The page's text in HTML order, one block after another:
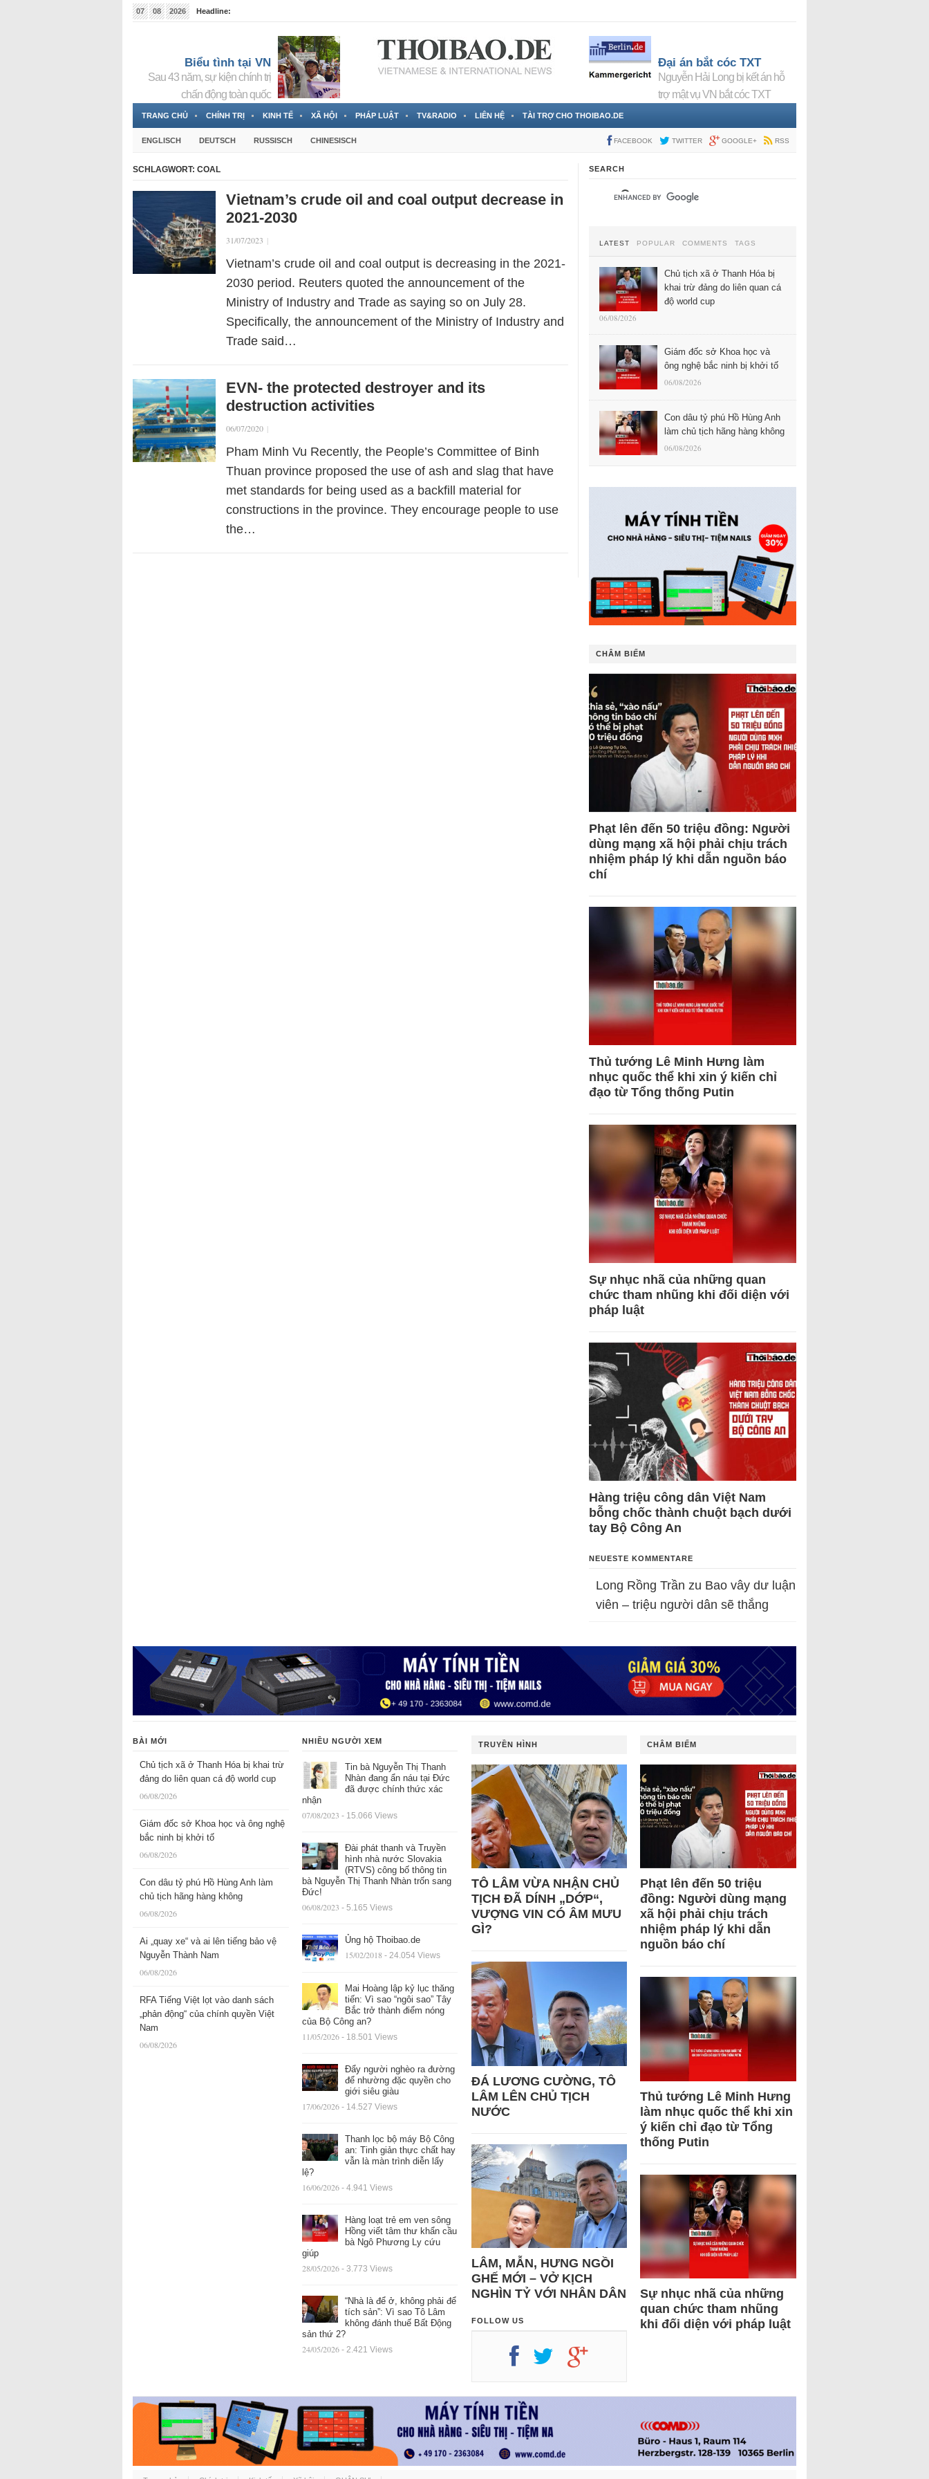
07 08 2026
Headline:
Biểu tình tại VN
Sau 43 năm, sự kiện chính trị
chấn động toàn quốc
Đại án bắt cóc TXT
Nguyễn Hải Long bị kết án hỗ
trợ mật vụ VN bắt cóc TXT
TRANG CHỦ CHÍNH TRỊ KINH TẾ XÃ HỘI PHÁP LUẬT TV&RADIO LIÊN HỆ TÀI TRỢ CHO THOIBAO.DE
ENGLISCH DEUTSCH RUSSISCH CHINESISCH FACEBOOK TWITTER GOOGLE+ RSS
SCHLAGWORT: COAL
Vietnam’s crude oil and coal output decrease in
2021-2030
31/07/2023 |
Vietnam’s crude oil and coal output is decreasing in the 2021-
2030 period. Reuters quoted the announcement of the
Ministry of Industry and Trade as saying so on July 28.
Specifically, the announcement of the Ministry of Industry and
Trade said…
EVN- the protected destroyer and its
destruction activities
06/07/2020 |
Pham Minh Vu Recently, the People’s Committee of Binh
Thuan province proposed the use of ash and slag that have
met standards for being used as a backfill material for
constructions in the province. They encourage people to use
the…
SEARCH
LATEST POPULAR COMMENTS TAGS
Chủ tịch xã ở Thanh Hóa bị
khai trừ đảng do liên quan cá
độ world cup
06/08/2026
Giám đốc sở Khoa học và
ông nghệ bắc ninh bị khởi tố
06/08/2026
Con dâu tỷ phú Hồ Hùng Anh
làm chủ tịch hãng hàng không
06/08/2026
CHÂM BIẾM
Phạt lên đến 50 triệu đồng: Người
dùng mạng xã hội phải chịu trách
nhiệm pháp lý khi dẫn nguồn báo
chí
Thủ tướng Lê Minh Hưng làm
nhục quốc thể khi xin ý kiến chỉ
đạo từ Tổng thống Putin
Sự nhục nhã của những quan
chức tham nhũng khi đối diện với
pháp luật
Hàng triệu công dân Việt Nam
bỗng chốc thành chuột bạch dưới
tay Bộ Công An
NEUESTE KOMMENTARE
Long Rồng Trần zu Bao vây dư luận
viên – triệu người dân sẽ thắng
BÀI MỚI
Chủ tịch xã ở Thanh Hóa bị khai trừ
đảng do liên quan cá độ world cup
06/08/2026
Giám đốc sở Khoa học và ông nghệ
bắc ninh bị khởi tố
06/08/2026
Con dâu tỷ phú Hồ Hùng Anh làm
chủ tịch hãng hàng không
06/08/2026
Ai „quay xe“ và ai lên tiếng bảo vệ
Nguyễn Thành Nam
06/08/2026
RFA Tiếng Việt lọt vào danh sách
„phản động“ của chính quyền Việt
Nam
06/08/2026
NHIỀU NGƯỜI XEM
Tin bà Nguyễn Thị Thanh
Nhàn đang ẩn náu tại Đức
đã được chính thức xác
nhận
07/08/2023 - 15.066 Views
Đài phát thanh và Truyền
hình nhà nước Slovakia
(RTVS) công bố thông tin
bà Nguyễn Thị Thanh Nhàn trốn sang
Đức!
06/08/2023 - 5.165 Views
Ủng hộ Thoibao.de
15/02/2018 - 24.054 Views
Mai Hoàng lập kỷ lục thăng
tiến: Vì sao “ngôi sao” Tây
Bắc trở thành điểm nóng
của Bộ Công an?
11/05/2026 - 18.501 Views
Đẩy người nghèo ra đường
để nhường đặc quyền cho
giới siêu giàu
17/06/2026 - 14.527 Views
Thanh lọc bộ máy Bộ Công
an: Tinh giản thực chất hay
vẫn là màn trình diễn lấy
lệ?
16/06/2026 - 4.941 Views
Hàng loạt trẻ em ven sông
Hồng viết tâm thư khẩn cầu
bà Ngô Phương Ly cứu
giúp
28/05/2026 - 3.773 Views
“Nhà là để ở, không phải để
tích sản”: Vì sao Tô Lâm
không đánh thuế Bất Động
sản thứ 2?
24/05/2026 - 2.421 Views
TRUYỀN HÌNH
TÔ LÂM VỪA NHẬN CHỦ
TỊCH ĐÃ DÍNH „DỚP“,
VƯỢNG VIN CÓ ÂM MƯU
GÌ?
ĐÁ LƯƠNG CƯỜNG, TÔ
LÂM LÊN CHỦ TỊCH
NƯỚC
LÂM, MẪN, HƯNG NGỒI
GHẾ MỚI – VỞ KỊCH
NGHÌN TỶ VỚI NHÂN DÂN
FOLLOW US
CHÂM BIẾM
Phạt lên đến 50 triệu
đồng: Người dùng mạng
xã hội phải chịu trách
nhiệm pháp lý khi dẫn
nguồn báo chí
Thủ tướng Lê Minh Hưng
làm nhục quốc thể khi xin
ý kiến chỉ đạo từ Tổng
thống Putin
Sự nhục nhã của những
quan chức tham nhũng
khi đối diện với pháp luật